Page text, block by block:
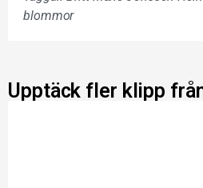
blommor
Upptäck fler klipp